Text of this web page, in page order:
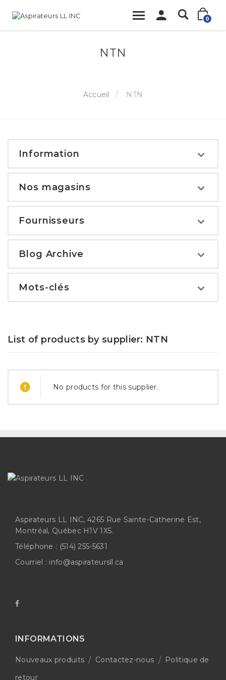
0
NTN
Accueil NTN
Information
Nos magasins
Fournisseurs
Blog Archive
Mots-clés
List of products by supplier: NTN
No products for this supplier.
Aspirateurs LL INC, 4265 Rue Sainte-Catherine Est,
Montréal, Québec H1V 1X5.
Téléphone : (514) 255-5631
Courriel : info@aspirateursll.ca
INFORMATIONS
Nouveaux produits Contactez-nous
Politique de
retour